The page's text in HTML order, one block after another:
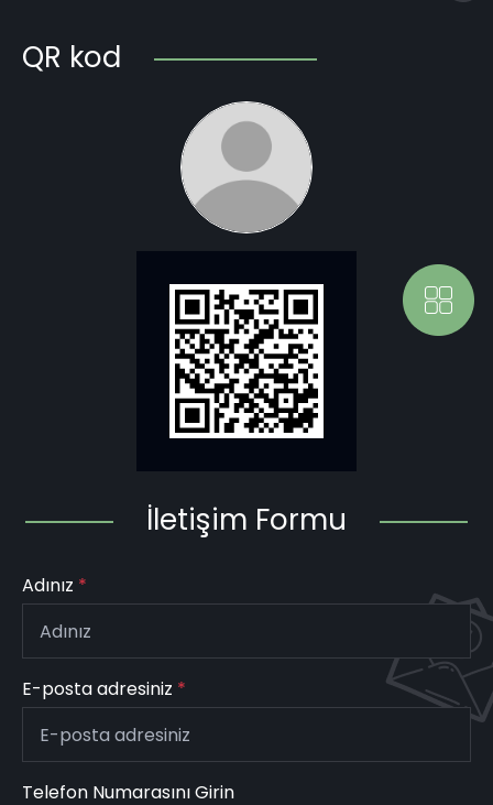
QR kod
İletişim Formu
Adınız *
E-posta adresiniz *
Telefon Numarasını Girin